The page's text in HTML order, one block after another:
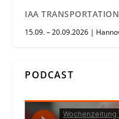
IAA
15.09. – 20.09.2026 |
PODCAST